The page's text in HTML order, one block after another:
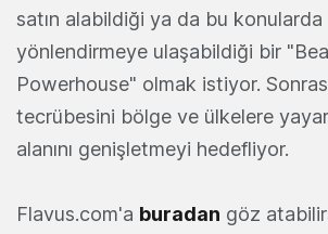
satın alabildiği ya da bu
yönlendirmeye ulaşabildiği bir
Powerhouse" olmak istiyor.
tecrübesini bölge ve ülkelere
alanını genişletmeyi hedefliyor.
Flavus.com'a buradan göz